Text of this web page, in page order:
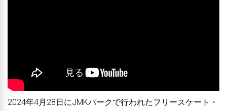
2024年4月28日にJMKパークで行われたフリースケート・